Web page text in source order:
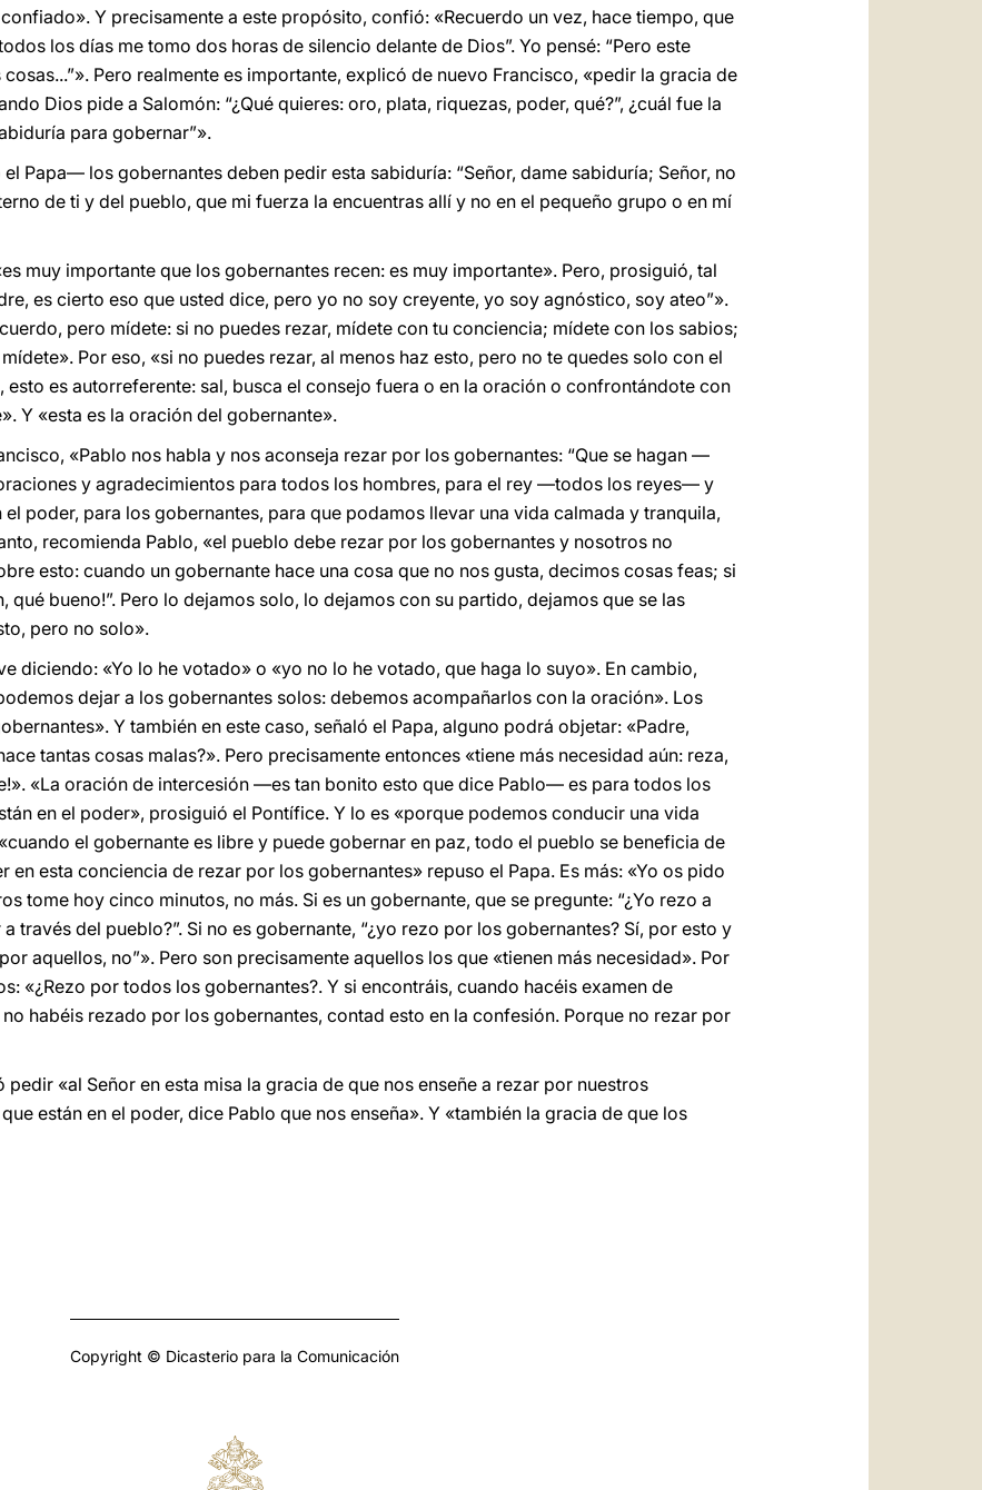
Y precisamente a este propósito, confió: «Recuerdo un vez, hace tiempo, que
los días me tomo dos horas de silencio delante de Dios”. Yo pensé: “Pero este
Pero realmente es importante, explicó de nuevo Francisco, «pedir la gracia de
Dios pide a Salomón: “¿Qué quieres: oro, plata, riquezas, poder, qué?”, ¿cuál fue la
para gobernar”».
Papa— los gobernantes deben pedir esta sabiduría: “Señor, dame sabiduría; Señor, no
de ti y del pueblo, que mi fuerza la encuentras allí y no en el pequeño grupo o en mí
muy importante que los gobernantes recen: es muy importante». Pero, prosiguió, tal
es cierto eso que usted dice, pero yo no soy creyente, yo soy agnóstico, soy ateo”».
pero mídete: si no puedes rezar, mídete con tu conciencia; mídete con los sabios;
Por eso, «si no puedes rezar, al menos haz esto, pero no te quedes solo con el
es autorreferente: sal, busca el consejo fuera o en la oración o confrontándote con
Y «esta es la oración del gobernante».
«Pablo nos habla y nos aconseja rezar por los gobernantes: “Que se hagan —
y agradecimientos para todos los hombres, para el rey —todos los reyes— y
poder, para los gobernantes, para que podamos llevar una vida calmada y tranquila,
recomienda Pablo, «el pueblo debe rezar por los gobernantes y nosotros no
esto: cuando un gobernante hace una cosa que no nos gusta, decimos cosas feas; si
qué bueno!”. Pero lo dejamos solo, lo dejamos con su partido, dejamos que se las
pero no solo».
diciendo: «Yo lo he votado» o «yo no lo he votado, que haga lo suyo». En cambio,
dejar a los gobernantes solos: debemos acompañarlos con la oración». Los
Y también en este caso, señaló el Papa, alguno podrá objetar: «Padre,
tantas cosas malas?». Pero precisamente entonces «tiene más necesidad aún: reza,
«La oración de intercesión —es tan bonito esto que dice Pablo— es para todos los
en el poder», prosiguió el Pontífice. Y lo es «porque podemos conducir una vida
el gobernante es libre y puede gobernar en paz, todo el pueblo se beneficia de
en esta conciencia de rezar por los gobernantes» repuso el Papa. Es más: «Yo os pido
tome hoy cinco minutos, no más. Si es un gobernante, que se pregunte: “¿Yo rezo a
través del pueblo?”. Si no es gobernante, “¿yo rezo por los gobernantes? Sí, por esto y
aquellos, no”». Pero son precisamente aquellos los que «tienen más necesidad». Por
«¿Rezo por todos los gobernantes?. Y si encontráis, cuando hacéis examen de
habéis rezado por los gobernantes, contad esto en la confesión. Porque no rezar por
«al Señor en esta misa la gracia de que nos enseñe a rezar por nuestros
están en el poder, dice Pablo que nos enseña». Y «también la gracia de que los
Copyright © Dicasterio para la Comunicación